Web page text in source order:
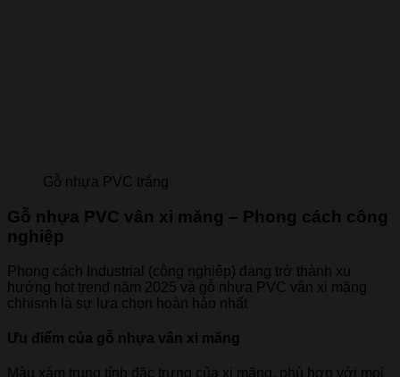
Gỗ nhựa PVC trắng
Gỗ nhựa PVC vân xi măng – Phong cách công
nghiệp
Phong cách Industrial (công nghiệp) đang trở thành xu
hướng hot trend năm 2025 và gỗ nhựa PVC vân xi măng
chhisnh là sự lựa chọn hoàn hảo nhất
Ưu điểm của gỗ nhựa vân xi măng
Màu xám trung tính đặc trưng của xi măng, phù hợp với mọi